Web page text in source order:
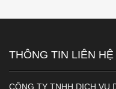
THÔNG TIN LIÊN HỆ
CÔNG TY TNHH DỊCH VỤ